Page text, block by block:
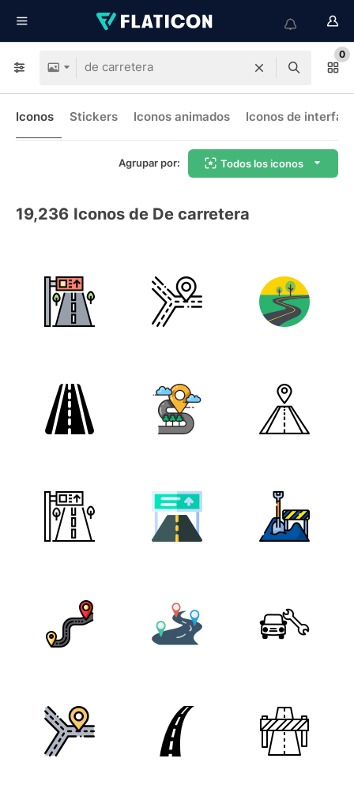
0
Iconos Stickers Iconos animados Iconos de interfaz
Agrupar por: Todos los iconos
19,236 Iconos de De carretera